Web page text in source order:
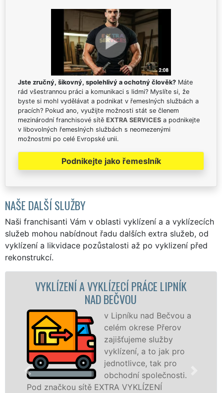
Jste zručný, šikovný, spolehlivý a ochotný člověk? Máte
rád všestrannou práci a komunikaci s lidmi? Myslíte si, že
byste si mohl vydělávat a podnikat v řemeslných službách a
pracích? Pokud ano, využijte možnosti stát se členem
mezinárodní franchisové sítě EXTRA SERVICES a podnikejte
v libovolných řemeslných službách s neomezenými
možnostmi po celé Evropské unii.
Podnikejte jako řemeslník
NAŠE DALŠÍ SLUŽBY
Naši franchisanti Vám v oblasti vyklízení a a vyklízecích
služeb mohou nabídnout řadu dalších extra služeb, od
vyklízení a likvidace pozůstalosti až po vyklizení před
rekonstrukcí.
PRÁCE LIPNÍK
v Lipníku nad Bečvou a
celém okrese Přerov
zajišťujeme služby
vyklízení, a to jak pro
jednotlivce, tak pro
obchodní společnosti.
VYKLÍZENÍ
VYKLÍZECÍ
v Lipníku nad